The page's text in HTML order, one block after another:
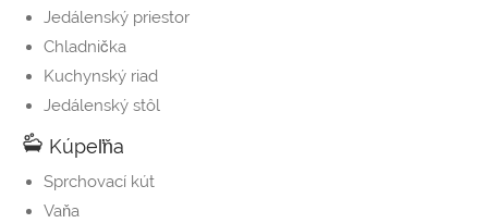
Jedálenský priestor
Chladnička
Kuchynský riad
Jedálenský stôl
Kúpeľňa
Sprchovací kút
Vaňa